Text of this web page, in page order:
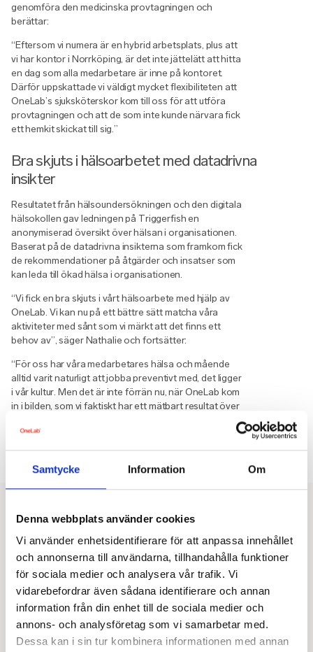
Samtycke Information Om
Denna webbplats använder cookies
Vi använder enhetsidentifierare för att anpassa innehållet
och annonserna till användarna, tillhandahålla funktioner
för sociala medier och analysera vår trafik. Vi
vidarebefordrar även sådana identifierare och annan
information från din enhet till de sociala medier och
annons- och analysföretag som vi samarbetar med.
Dessa kan i sin tur kombinera informationen med annan
genomföra den medicinska provtagningen och
berättar:
“Eftersom vi numera är en hybrid arbetsplats, plus att
vi har kontor i Norrköping, är det inte jättelätt att hitta
en dag som alla medarbetare är inne på kontoret.
Därför uppskattade vi väldigt mycket flexibiliteten att
OneLab’s sjuksköterskor kom till oss för att utföra
provtagningen och att de som inte kunde närvara fick
ett hemkit skickat till sig.”
Bra skjuts i hälsoarbetet med datadrivna
insikter
Resultatet från hälsoundersökningen och den digitala
hälsokollen gav ledningen på Triggerfish en
anonymiserad översikt över hälsan i organisationen.
Baserat på de datadrivna insikterna som framkom fick
de rekommendationer på åtgärder och insatser som
kan leda till ökad hälsa i organisationen.
“Vi fick en bra skjuts i vårt hälsoarbete med hjälp av
OneLab. Vi kan nu på ett bättre sätt matcha våra
aktiviteter med sånt som vi märkt att det finns ett
behov av”, säger Nathalie och fortsätter:
“För oss har våra medarbetares hälsa och mående
alltid varit naturligt att jobba preventivt med, det ligger
i vår kultur. Men det är inte förrän nu, när OneLab kom
in i bilden, som vi faktiskt har ett mätbart resultat över
ganska bra är ju härligt att se, och att de individer med
upptäckta hälsorisker har fått den hjälpen de behöver
OneLab. Vi kan nu på ett bättre sätt matcha våra
aktiviteter med sånt som vi märkt att det finns ett
behov av”
Nathalie Spennare
HR-generalist, Triggerfish